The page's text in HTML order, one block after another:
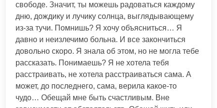
свободе. Значит, ты можешь радоваться каждому
дню, дождику и лучику солнца, выглядывающему
из-за тучи. Помнишь? Я хочу объясниться… Я
давно и неизлечимо больна. И все закончиться
довольно скоро. Я знала об этом, но не могла тебе
рассказать. Понимаешь? Я не хотела тебя
расстраивать, не хотела расстраиваться сама. А
может, до последнего, сама, верила какое-то
чудо… Обещай мне быть счастливым. Вне